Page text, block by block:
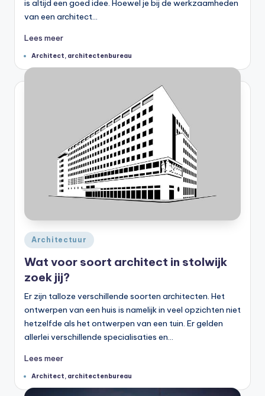
is altijd een goed idee. Hoewel je bij de werkzaamheden
van een architect…
Lees meer
Tags:
Architect, architectenbureau
Geplaatst
in
Architectuur
Wat voor soort architect in stolwijk
zoek jij?
Er zijn talloze verschillende soorten architecten. Het
ontwerpen van een huis is namelijk in veel opzichten niet
hetzelfde als het ontwerpen van een tuin. Er gelden
allerlei verschillende specialisaties en…
Lees meer
Tags:
Architect, architectenbureau